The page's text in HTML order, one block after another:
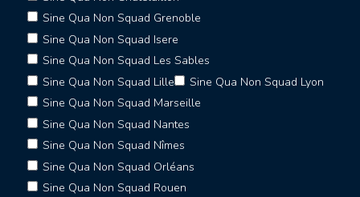
Sine Qua Non Squad Grenoble
Sine Qua Non Squad Isere
Sine Qua Non Squad Les Sables
Sine Qua Non Squad Lille
Sine Qua Non Squad Lyon
Sine Qua Non Squad Marseille
Sine Qua Non Squad Nantes
Sine Qua Non Squad Nîmes
Sine Qua Non Squad Orléans
Sine Qua Non Squad Rouen